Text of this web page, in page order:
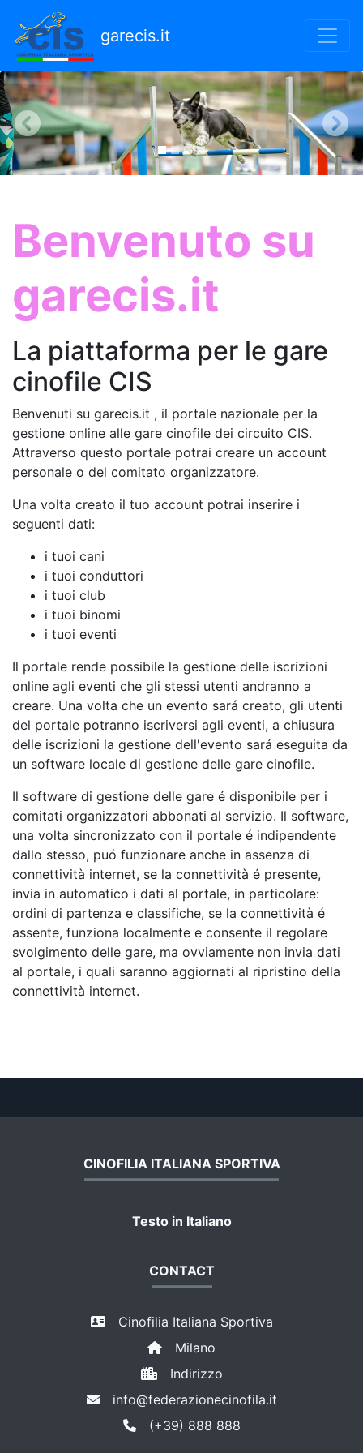
contenuto
principale
garecis.it
Benvenuto su
garecis.it
La piattaforma per le gare
cinofile CIS
Benvenuti su garecis.it , il portale nazionale per la
gestione online alle gare cinofile dei circuito CIS.
Attraverso questo portale potrai creare un account
personale o del comitato organizzatore.
Una volta creato il tuo account potrai inserire i
seguenti dati:
i tuoi cani
i tuoi conduttori
i tuoi club
i tuoi binomi
i tuoi eventi
Il portale rende possibile la gestione delle iscrizioni
online agli eventi che gli stessi utenti andranno a
creare. Una volta che un evento sará creato, gli utenti
del portale potranno iscriversi agli eventi, a chiusura
delle iscrizioni la gestione dell'evento sará eseguita da
un software locale di gestione delle gare cinofile.
Il software di gestione delle gare é disponibile per i
comitati organizzatori abbonati al servizio. Il software,
una volta sincronizzato con il portale é indipendente
dallo stesso, puó funzionare anche in assenza di
connettività internet, se la connettività é presente,
invia in automatico i dati al portale, in particolare:
ordini di partenza e classifiche, se la connettività é
assente, funziona localmente e consente il regolare
svolgimento delle gare, ma ovviamente non invia dati
al portale, i quali saranno aggiornati al ripristino della
connettività internet.
CINOFILIA ITALIANA SPORTIVA
Testo in Italiano
CONTACT
Cinofilia Italiana Sportiva
Milano
Indirizzo
info@federazionecinofila.it
(+39) 888 888